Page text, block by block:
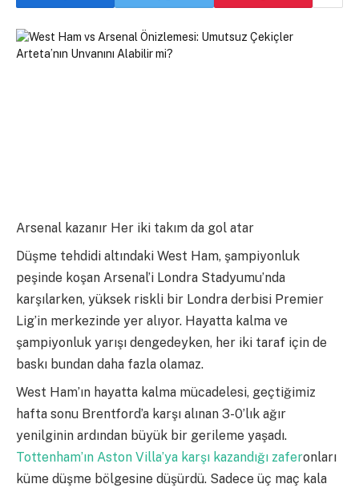
Arsenal kazanır Her iki takım da gol atar
Düşme tehdidi altındaki West Ham, şampiyonluk
peşinde koşan Arsenal’i Londra Stadyumu’nda
karşılarken, yüksek riskli bir Londra derbisi Premier
Lig’in merkezinde yer alıyor. Hayatta kalma ve
şampiyonluk yarışı dengedeyken, her iki taraf için de
baskı bundan daha fazla olamaz.
West Ham’ın hayatta kalma mücadelesi, geçtiğimiz
hafta sonu Brentford’a karşı alınan 3-0’lık ağır
yenilginin ardından büyük bir gerileme yaşadı.
Tottenham’ın Aston Villa’ya karşı kazandığı zaferonları
küme düşme bölgesine düşürdü. Sadece üç maç kala